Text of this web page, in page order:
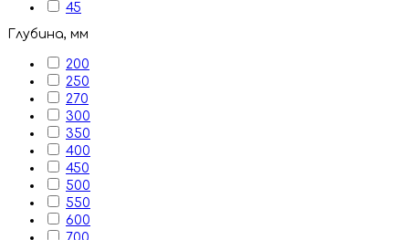
45
Глубина, мм
200
250
270
300
350
400
450
500
550
600